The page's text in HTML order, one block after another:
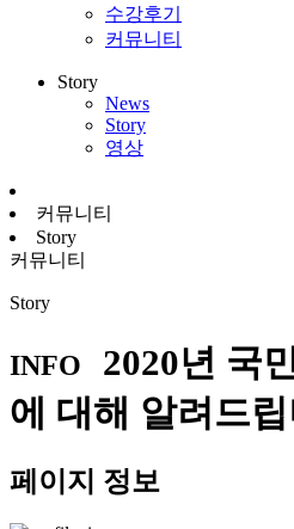
수강후기
커뮤니티
Story
News
Story
영상
커뮤니티
Story
커뮤니티
Story
INFO
2020년 국
에 대해 알려드
페이지 정보